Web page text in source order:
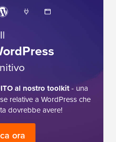
Il
al nostro toolkit- una
relative a WordPress che
dovrebbe avere!
ora